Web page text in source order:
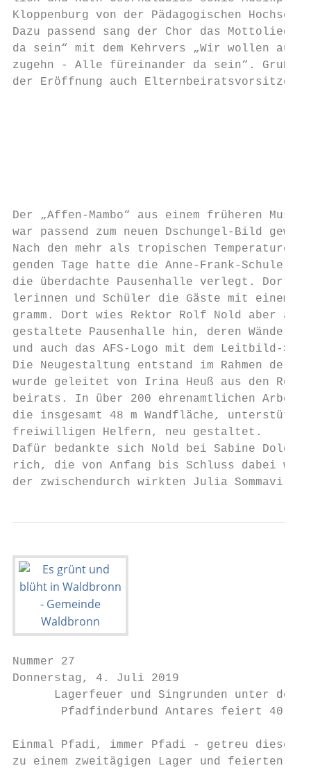
Kloppenburg von der Pädagogischen
Dazu passend sang der Chor das Mottolied
da sein“ mit dem Kehrvers „Wir wollen
zugehn - Alle füreinander da sein“.
der Eröffnung auch
Der „Affen-Mambo“ aus einem früheren
war passend zum neuen Dschungel-Bild
Nach den mehr als tropischen
genden Tage hatte die Anne-Frank-Schule
die überdachte Pausenhalle verlegt. Dort
lerinnen und Schüler die Gäste mit einem
gramm. Dort wies Rektor Rolf Nold aber
gestaltete Pausenhalle hin, deren Wände
und auch das AFS-Logo mit dem Leitbild-
Die Neugestaltung entstand im Rahmen
wurde geleitet von Irina Heuß aus den
beirats. In über 200 ehrenamtlichen
die insgesamt 48 m Wandfläche,
freiwilligen Helfern, neu gestaltet.
Dafür bedankte sich Nold bei Sabine
rich, die von Anfang bis Schluss dabei
der zwischendurch wirkten Julia
Nummer 27
Donnerstag, 4. Juli 2019
Lagerfeuer und Singrunden unter dem
Pfadfinderbund Antares feiert 40-
Einmal Pfadi, immer Pfadi - getreu diesem
zu einem zweitägigen Lager und feierten